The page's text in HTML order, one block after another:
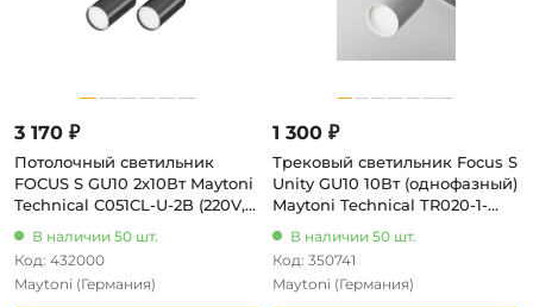
3 170 ₽
Потолочный светильник
FOCUS S GU10 2x10Вт Maytoni
Technical C051CL-U-2B (220V,
В наличии 50 шт.
Код: 432000
Maytoni (Германия)
1 300 ₽
Трековый светильник Focus S
Unity GU10 10Вт (однофазный)
Maytoni Technical TR020-1-
В наличии 50 шт.
Код: 350741
Maytoni (Германия)